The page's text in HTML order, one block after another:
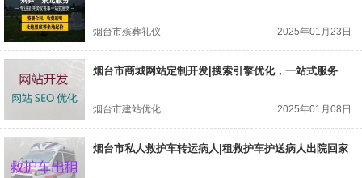
烟台市殡葬礼仪 2025年01月23日
烟台市商城网站定制开发|搜索引擎优化，一站式服务
烟台市建站优化 2025年01月08日
烟台市私人救护车转运病人|租救护车护送病人出院回家